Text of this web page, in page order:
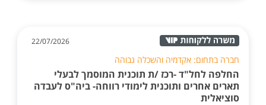
22/07/2026
חברה בתחום: אקדמיה והשכלה גבוהה
החלפה לחל"ד -רכז /ת תוכנית המוסמך לבעלי
תארים אחרים ותוכנית לימודי רווחה- ביה"ס לעבדה
סוציאלית